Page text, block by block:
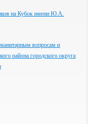
на Кубок имени Ю.А.
вопросам и
района городского округа